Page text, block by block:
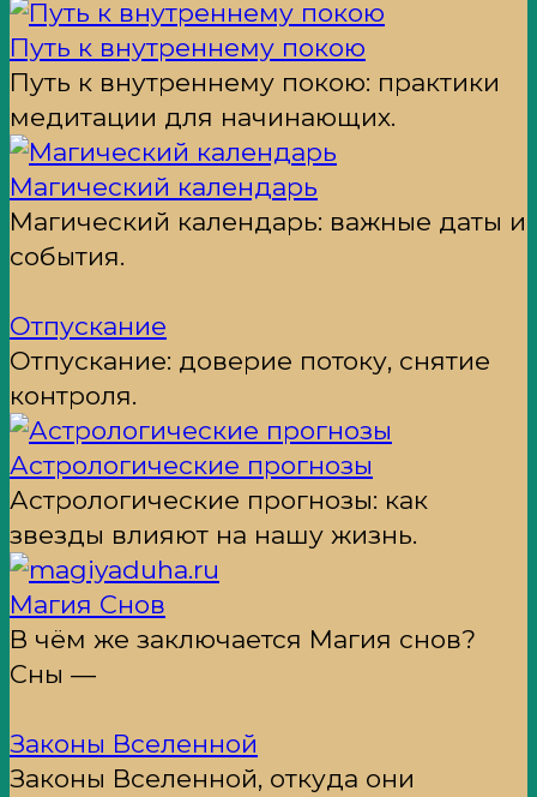
Путь к внутреннему покою
Путь к внутреннему покою: практики
медитации для начинающих.
Магический календарь
Магический календарь: важные даты и
события.
Отпускание
Отпускание: доверие потоку, снятие
контроля.
Астрологические прогнозы
Астрологические прогнозы: как
звезды влияют на нашу жизнь.
Магия Снов
В чём же заключается Магия снов?
Сны —
Законы Вселенной
Законы Вселенной, откуда они